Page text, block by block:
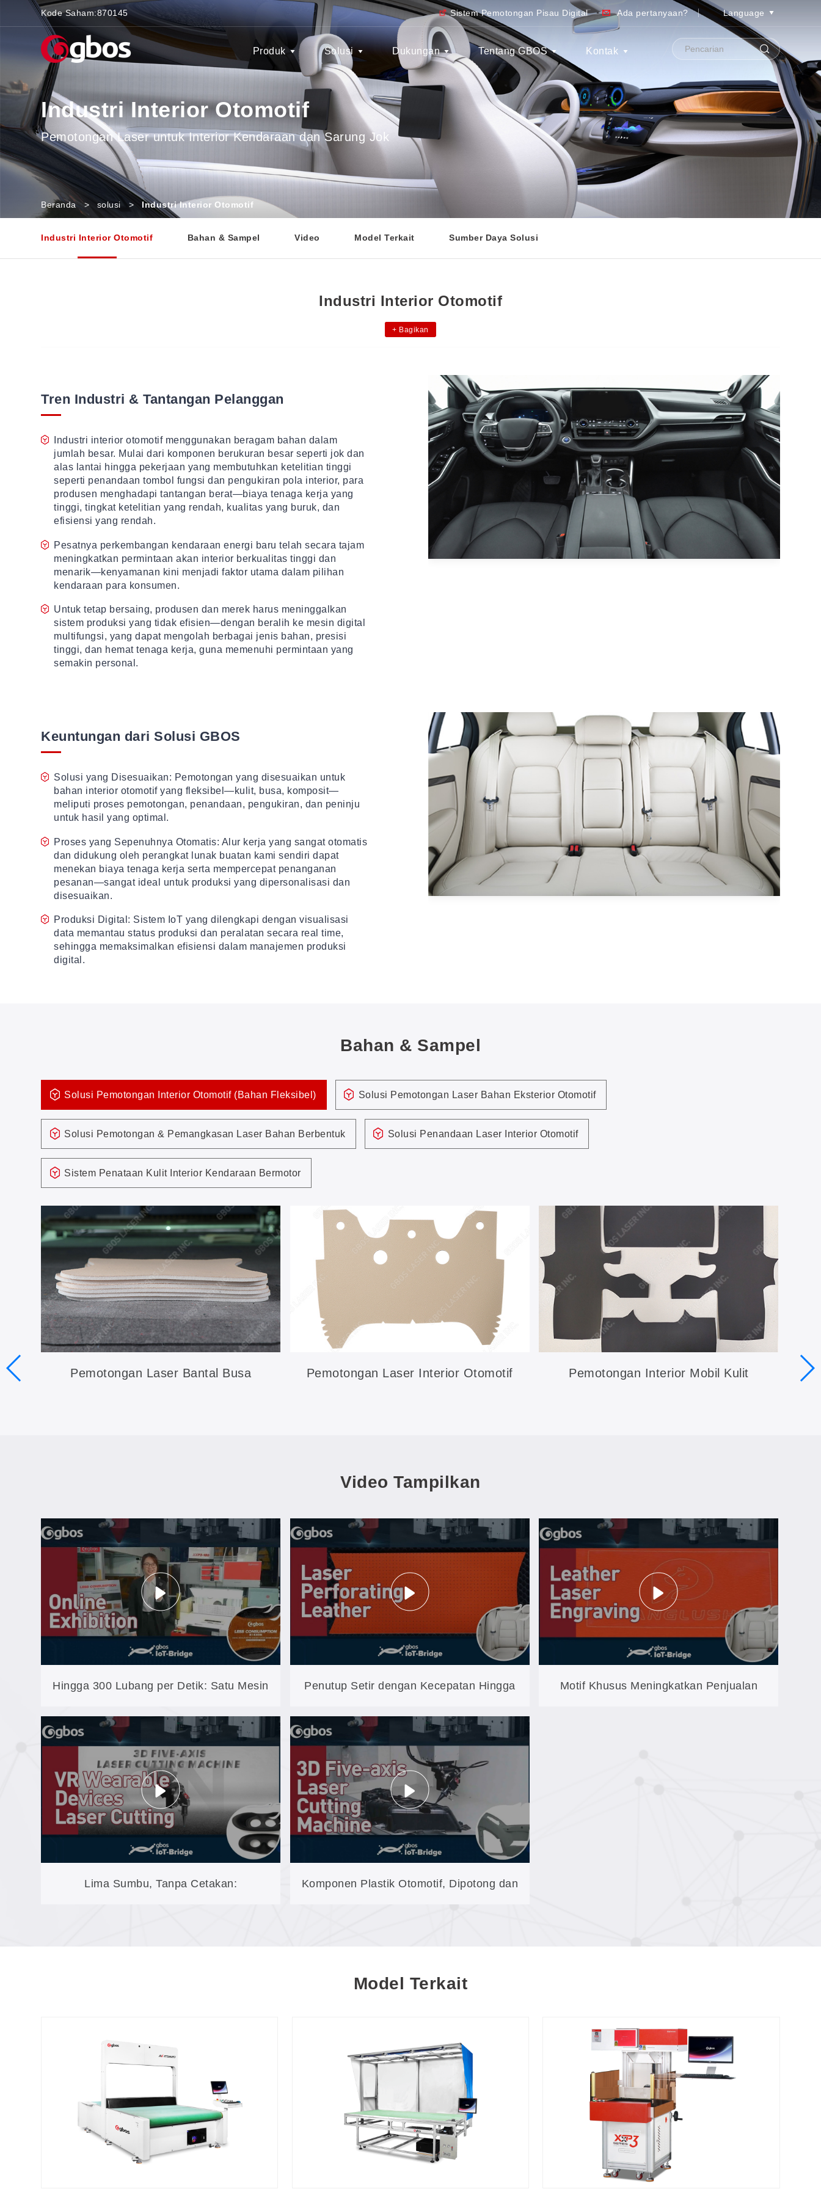
Kode Saham:870145 Sistem Pemotongan Pisau Digital Ada pertanyaan? Language
Produk Solusi Dukungan Tentang GBOS Kontak
Industri Interior Otomotif
Pemotongan Laser untuk Interior Kendaraan dan Sarung Jok
Beranda > solusi > Industri Interior Otomotif
Industri Interior Otomotif Bahan & Sampel Video Model Terkait Sumber Daya Solusi
Industri Interior Otomotif
+ Bagikan
Tren Industri & Tantangan Pelanggan
Industri interior otomotif menggunakan beragam bahan dalam
jumlah besar. Mulai dari komponen berukuran besar seperti jok dan
alas lantai hingga pekerjaan yang membutuhkan ketelitian tinggi
seperti penandaan tombol fungsi dan pengukiran pola interior, para
produsen menghadapi tantangan berat—biaya tenaga kerja yang
tinggi, tingkat ketelitian yang rendah, kualitas yang buruk, dan
efisiensi yang rendah.
Pesatnya perkembangan kendaraan energi baru telah secara tajam
meningkatkan permintaan akan interior berkualitas tinggi dan
menarik—kenyamanan kini menjadi faktor utama dalam pilihan
kendaraan para konsumen.
Untuk tetap bersaing, produsen dan merek harus meninggalkan
sistem produksi yang tidak efisien—dengan beralih ke mesin digital
multifungsi, yang dapat mengolah berbagai jenis bahan, presisi
tinggi, dan hemat tenaga kerja, guna memenuhi permintaan yang
semakin personal.
Keuntungan dari Solusi GBOS
Solusi yang Disesuaikan: Pemotongan yang disesuaikan untuk
bahan interior otomotif yang fleksibel—kulit, busa, komposit—
meliputi proses pemotongan, penandaan, pengukiran, dan peninju
untuk hasil yang optimal.
Proses yang Sepenuhnya Otomatis: Alur kerja yang sangat otomatis
dan didukung oleh perangkat lunak buatan kami sendiri dapat
menekan biaya tenaga kerja serta mempercepat penanganan
pesanan—sangat ideal untuk produksi yang dipersonalisasi dan
disesuaikan.
Produksi Digital: Sistem IoT yang dilengkapi dengan visualisasi
data memantau status produksi dan peralatan secara real time,
sehingga memaksimalkan efisiensi dalam manajemen produksi
digital.
Bahan & Sampel
Solusi Pemotongan Interior Otomotif (Bahan Fleksibel) Solusi Pemotongan Laser Bahan Eksterior Otomotif
Solusi Pemotongan & Pemangkasan Laser Bahan Berbentuk Solusi Penandaan Laser Interior Otomotif
Sistem Penataan Kulit Interior Kendaraan Bermotor
Pemotongan Laser Bantal Busa Pemotongan Laser Interior Otomotif Pemotongan Interior Mobil Kulit
Video Tampilkan
Hingga 300 Lubang per Detik: Satu Mesin
Galvo untuk Membuat Lubang, Menandai,
dan Mengukir
Penutup Setir dengan Kecepatan Hingga
300 Lubang per Detik: Perforasi
Microfiber pada XXP4
Motif Khusus Meningkatkan Penjualan
Lima Sumbu, Tanpa Cetakan: Komponen Plastik Otomotif, Dipotong dan
Model Terkait